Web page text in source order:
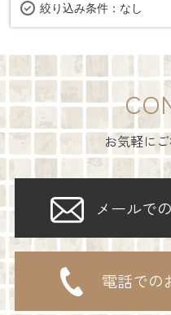
絞り込み条件： なし
お気軽に
メールで
電話での